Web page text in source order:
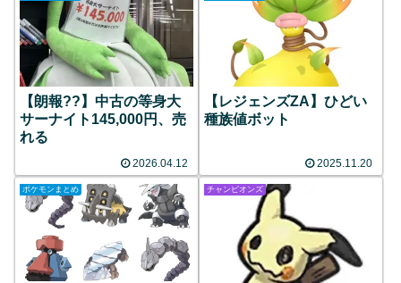
【朗報??】中古の等身大
サーナイト145,000円、売
れる
2026.04.12
【レジェンズZA】ひどい
種族値ボット
2025.11.20
ポケモンまとめ チャンピオンズ